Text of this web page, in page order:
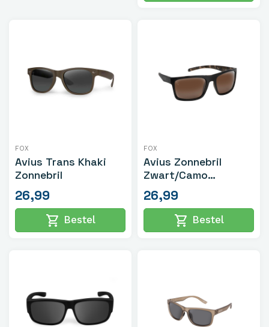
FOX
Avius Trans Khaki
Zonnebril
26,99
shopping_cart Bestel
FOX
Avius Zonnebril
Zwart/Camo
Zonnebril
26,99
shopping_cart Bestel